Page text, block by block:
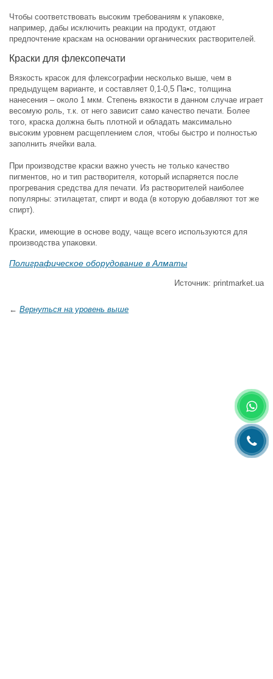
Чтобы соответствовать высоким требованиям к упаковке,
например, дабы исключить реакции на продукт, отдают
предпочтение краскам на основании органических растворителей.
Краски для флексопечати
Вязкость красок для флексографии несколько выше, чем в
предыдущем варианте, и составляет 0,1-0,5 Па•с, толщина
нанесения – около 1 мкм. Степень вязкости в данном случае играет
весомую роль, т.к. от него зависит само качество печати. Более
того, краска должна быть плотной и обладать максимально
высоким уровнем расщеплением слоя, чтобы быстро и полностью
заполнить ячейки вала.
При производстве краски важно учесть не только качество
пигментов, но и тип растворителя, который испаряется после
прогревания средства для печати. Из растворителей наиболее
популярны: этилацетат, спирт и вода (в которую добавляют тот же
спирт).
Краски, имеющие в основе воду, чаще всего используются для
производства упаковки.
Полиграфическое оборудование в Алматы
Источник: printmarket.ua
← Вернуться на уровень выше